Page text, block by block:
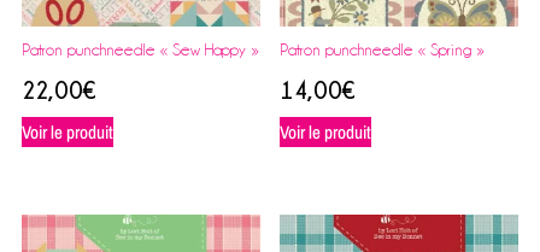
Patron punchneedle « Sew Happy »
22,00€
Voir le produit
Patron punchneedle « Spring »
14,00€
Voir le produit